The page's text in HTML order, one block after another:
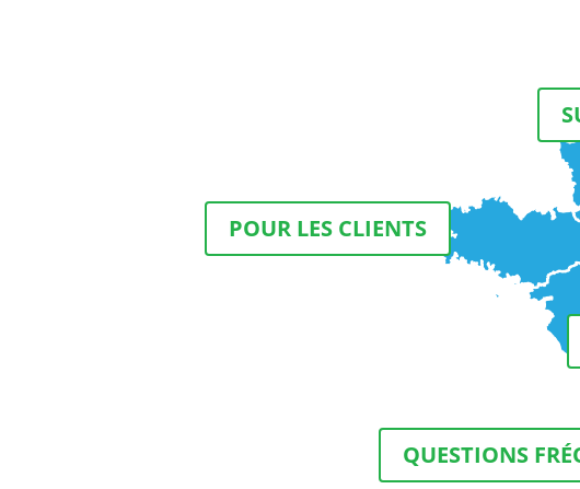
POUR LES CLIENTS
QUESTIONS